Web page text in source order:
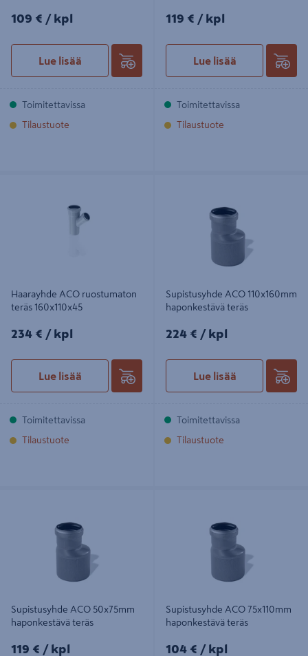
109€/kpl
109 € / kpl
Lue lisää
Toimitettavissa
Tilaustuote
119€/kpl
119 € / kpl
Lue lisää
Toimitettavissa
Tilaustuote
Haarayhde ACO ruostumaton
teräs 160x110x45
234€/kpl
234 € / kpl
Lue lisää
Toimitettavissa
Tilaustuote
Supistusyhde ACO 110x160mm
haponkestävä teräs
224€/kpl
224 € / kpl
Lue lisää
Toimitettavissa
Tilaustuote
Supistusyhde ACO 50x75mm
haponkestävä teräs
119€/kpl
119 € / kpl
Supistusyhde ACO 75x110mm
haponkestävä teräs
104€/kpl
104 € / kpl